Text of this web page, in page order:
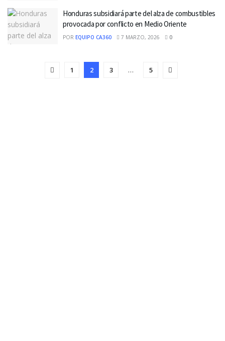
Honduras subsidiará parte del alza de combustibles
provocada por conflicto en Medio Oriente
POR EQUIPO CA360 7 MARZO, 2026 0
1 2 3 … 5